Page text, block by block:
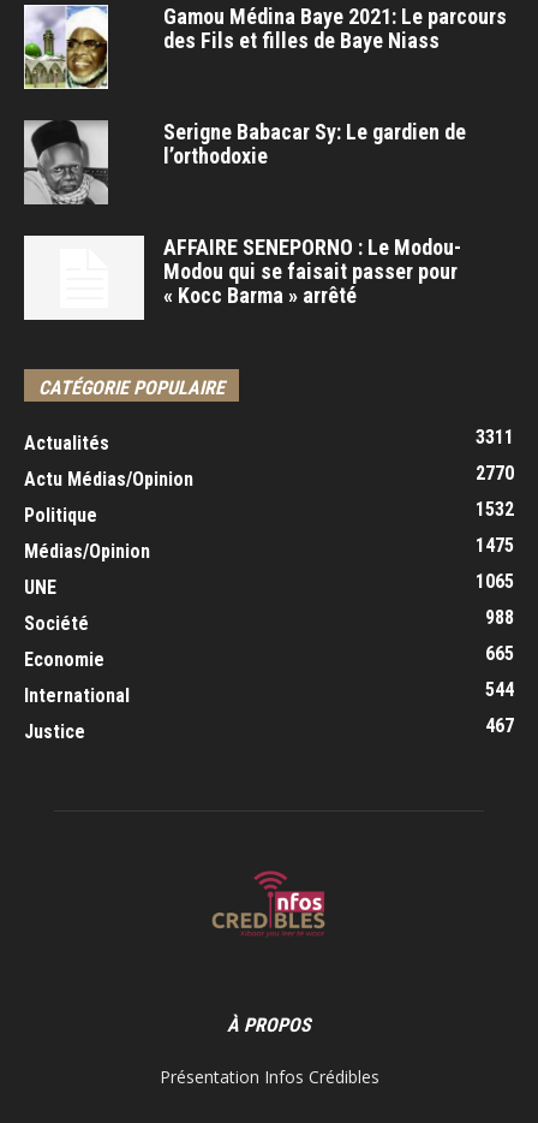
Gamou Médina Baye 2021: Le parcours
des Fils et filles de Baye Niass
Serigne Babacar Sy: Le gardien de
l’orthodoxie
AFFAIRE SENEPORNO : Le Modou-
Modou qui se faisait passer pour
« Kocc Barma » arrêté
CATÉGORIE POPULAIRE
Actualités
3311
Actu Médias/Opinion
2770
Politique
1532
Médias/Opinion
1475
UNE
1065
Société
988
Economie
665
International
544
Justice
467
À PROPOS
Présentation Infos Crédibles